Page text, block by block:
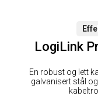
LogiLink
En robust og lett
galvanisert stål